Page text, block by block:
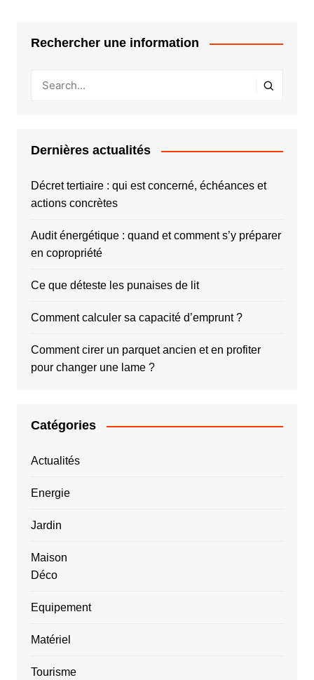
Rechercher une information
Dernières actualités
Décret tertiaire : qui est concerné, échéances et
actions concrètes
Audit énergétique : quand et comment s’y préparer
en copropriété
Ce que déteste les punaises de lit
Comment calculer sa capacité d’emprunt ?
Comment cirer un parquet ancien et en profiter
pour changer une lame ?
Catégories
Actualités
Energie
Jardin
Maison
Déco
Equipement
Matériel
Tourisme